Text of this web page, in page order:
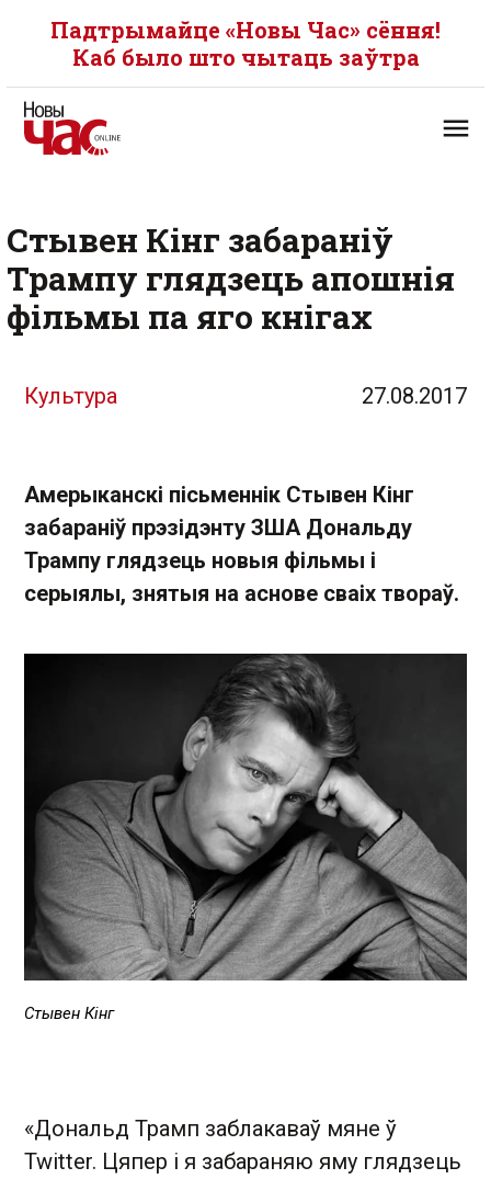
Падтрымайце «Новы Час» сёння!
Каб было што чытаць заўтра
Стывен Кінг забараніў
Трампу глядзець апошнія
фільмы па яго кнігах
Культура 27.08.2017
Амерыканскі пісьменнік Стывен Кінг
забараніў прэзідэнту ЗША Дональду
Трампу глядзець новыя фільмы і
серыялы, знятыя на аснове сваіх твораў.
Стывен Кінг
«Дональд Трамп заблакаваў мяне ў
Twitter. Цяпер і я забараняю яму глядзець